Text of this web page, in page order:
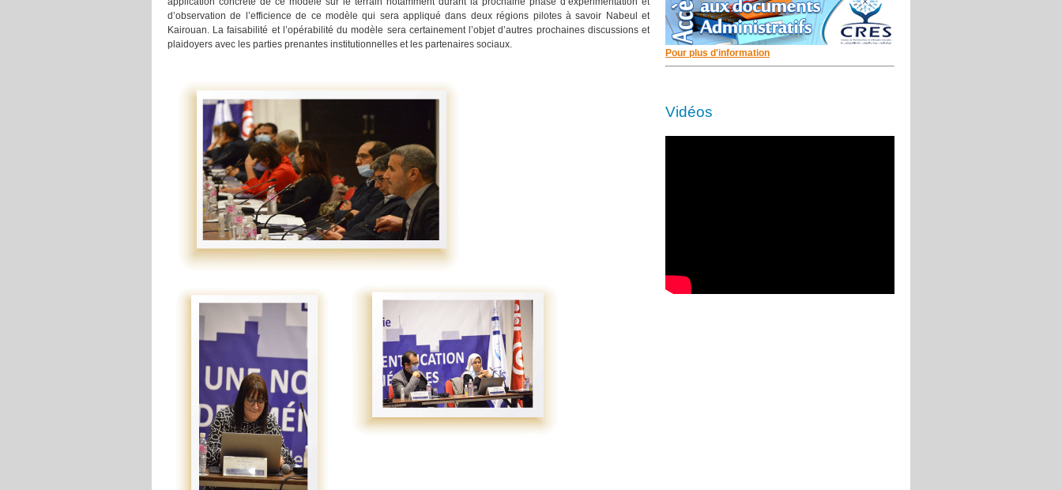
d’observation de l’efficience de ce modèle qui sera appliqué dans deux régions pilotes à savoir Nabeul et
Kairouan. La faisabilité et l’opérabilité du modèle sera certainement l’objet d’autres prochaines discussions et
plaidoyers avec les parties prenantes institutionnelles et les partenaires sociaux.
Pour plus d'information
Vidéos